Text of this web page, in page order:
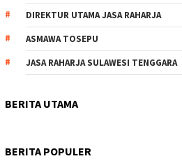
DIREKTUR UTAMA JASA RAHARJA
ASMAWA TOSEPU
JASA RAHARJA SULAWESI TENGGARA
BERITA UTAMA
BERITA POPULER